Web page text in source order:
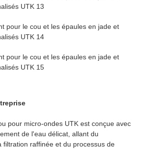
pour micro-ondes UTK est conçue avec
de l'eau délicat, allant du
filtration raffinée et du processus de